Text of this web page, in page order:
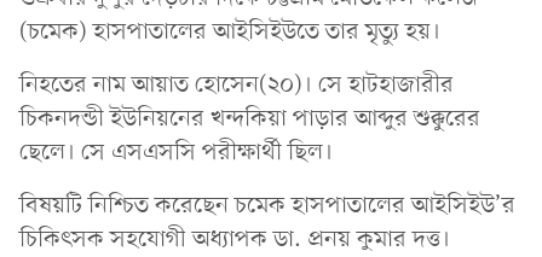
(চমেক) হাসপাতালের আইসিইউতে তার মৃত্যু হয়।
নিহতের নাম আয়াত হোসেন(২০)। সে হাটহাজারীর
চিকনদন্ডী ইউনিয়নের খন্দকিয়া পাড়ার আব্দুর শুক্কুরের
ছেলে। সে এসএসসি পরীক্ষার্থী ছিল।
বিষয়টি নিশ্চিত করেছেন চমেক হাসপাতালের আইসিইউ’র
চিকিৎসক সহযোগী অধ্যাপক ডা. প্রনয় কুমার দত্ত।